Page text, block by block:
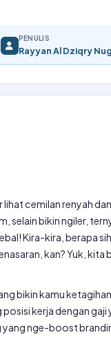
PENULIS
Rayyan Al Dziqry
lihat cemilan renyah
selain bikin ngiler,
Kira-kira, berapa
kan? Yuk, kita
bikin kamu
kerja dengan gaji
yang nge-boost